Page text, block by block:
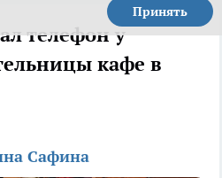
Принять
телефон у
кафе в
Сафина